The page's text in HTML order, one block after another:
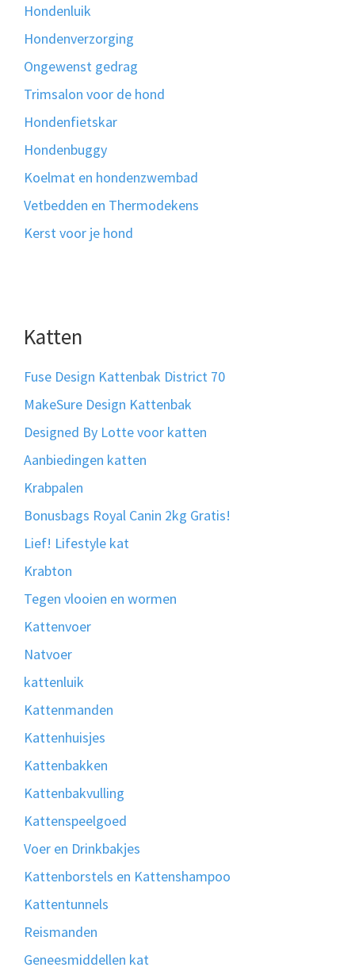
Hondenluik
Hondenverzorging
Ongewenst gedrag
Trimsalon voor de hond
Hondenfietskar
Hondenbuggy
Koelmat en hondenzwembad
Vetbedden en Thermodekens
Kerst voor je hond
Katten
Fuse Design Kattenbak District 70
MakeSure Design Kattenbak
Designed By Lotte voor katten
Aanbiedingen katten
Krabpalen
Bonusbags Royal Canin 2kg Gratis!
Lief! Lifestyle kat
Krabton
Tegen vlooien en wormen
Kattenvoer
Natvoer
kattenluik
Kattenmanden
Kattenhuisjes
Kattenbakken
Kattenbakvulling
Kattenspeelgoed
Voer en Drinkbakjes
Kattenborstels en Kattenshampoo
Kattentunnels
Reismanden
Geneesmiddellen kat